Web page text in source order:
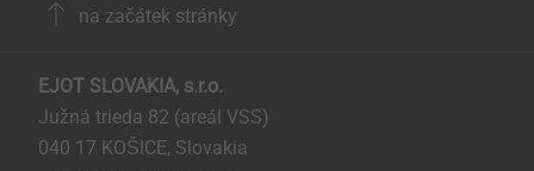
na začátek stránky
EJOT SLOVAKIA, s.r.o.
Južná trieda 82 (areál VSS)
040 17 KOŠICE, Slovakia